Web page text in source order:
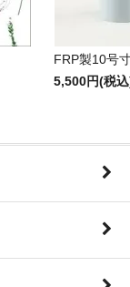
FRP製10号
5,500円(税